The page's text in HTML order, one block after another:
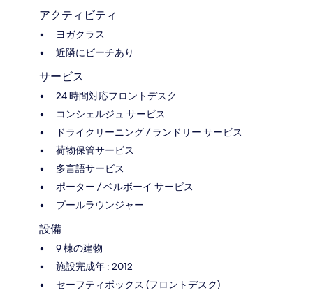
アクティビティ
ヨガクラス
近隣にビーチあり
サービス
24 時間対応フロントデスク
コンシェルジュ サービス
ドライクリーニング / ランドリー サービス
荷物保管サービス
多言語サービス
ポーター / ベルボーイ サービス
プールラウンジャー
設備
9 棟の建物
施設完成年 : 2012
セーフティボックス (フロントデスク)